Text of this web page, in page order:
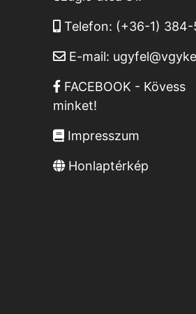
Telefon: (+36-1) 384-
E-mail:
FACEBOOK - Kövess
minket!
Impresszum
Honlaptérkép